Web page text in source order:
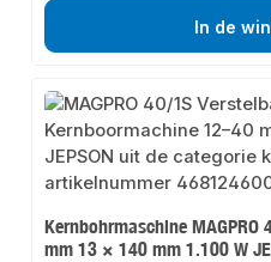
In de
Kernbohrmaschine
mm 13 × 140 mm 1.100 W